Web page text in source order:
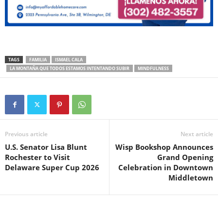
TAGS FAMILIA
ISMAEL CALA
LA MONTAÑA QUE TODOS ESTAMOS INTENTANDO SUBIR
MINDFULNESS
Previous article
U.S. Senator Lisa Blunt
Rochester to Visit
Delaware Super Cup 2026
Next article
Wisp Bookshop Announces
Grand Opening
Celebration in Downtown
Middletown